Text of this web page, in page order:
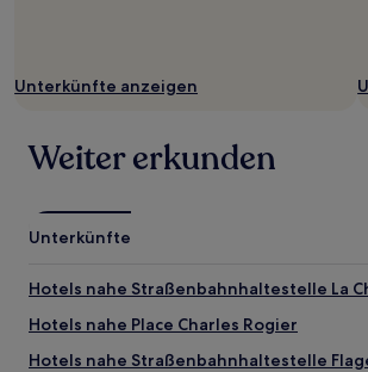
Unterkünfte anzeigen
Weiter erkunden
Unterkünfte
Hotels nahe Straßenbahnhaltestelle La
Hotels nahe Place Charles Rogier
Hotels nahe Straßenbahnhaltestelle